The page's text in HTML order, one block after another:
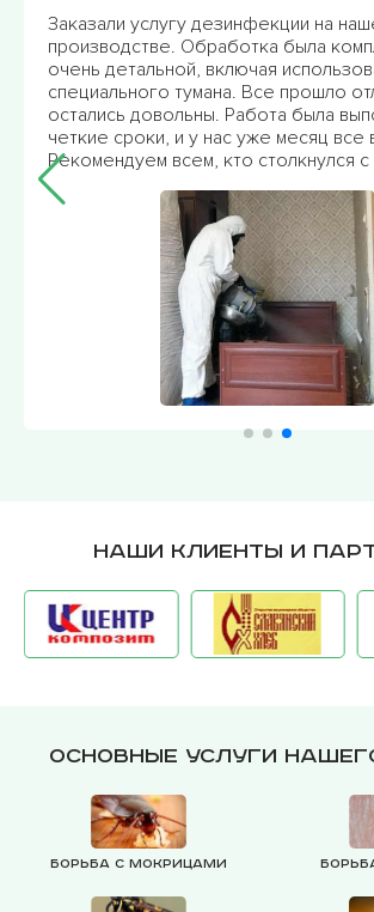
Заказали услугу дезинфекции на
производстве. Обработка была
очень детальной, включая
специального тумана. Все прошло
остались довольны. Работа была
четкие сроки, и у нас уже месяц все
Рекомендуем всем, кто столкнулся с
Наши клиенты и
Основные услуги
Борьба с мокрицами